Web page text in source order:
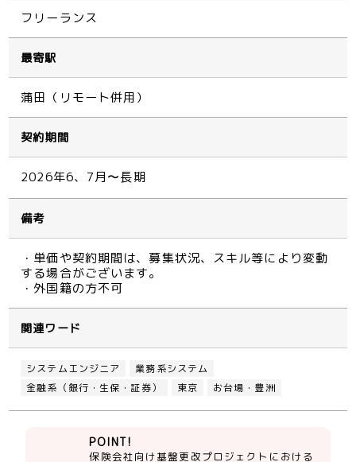
フリーランス
最寄駅
蒲田（リモート併用）
契約期間
2026年6、7月〜長期
備考
・単価や契約期間は、募集状況、スキル等により変動
する場合がございます。
・外国籍の方不可
関連ワード
システムエンジニア
業務系システム
金融系（銀行・生保・証券）
東京 お台場・豊洲
POINT!
保険会社向け基盤更改プロジェクトにおける